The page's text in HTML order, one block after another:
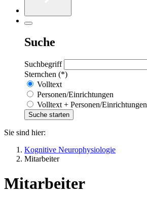
Suche
Suchbegriff
Sternchen (*)
Volltext
Personen/Einrichtungen
Volltext + Personen/Einrichtungen
Sie sind hier:
Kognitive Neurophysiologie
Mitarbeiter
Mitarbeiter